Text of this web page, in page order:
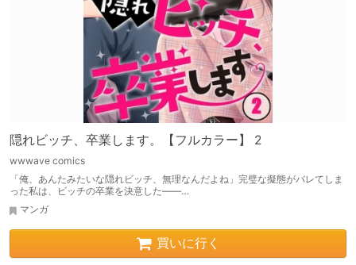
隠れビッチ、卒業します。【フルカラー】 2
wwwave comics
「俺、あんたみたいな隠れビッチ、無理なんだよね」完璧な擬態がバレてしま
った私は、ビッチの卒業を決意した――…
マンガ
買いに行く